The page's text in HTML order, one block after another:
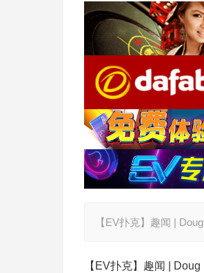
【EV扑克】趣闻 |
【EV扑克】趣闻 |